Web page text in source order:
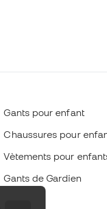
Gants pour enfant
Chaussures pour
Vètements pour
Gants de Gardien